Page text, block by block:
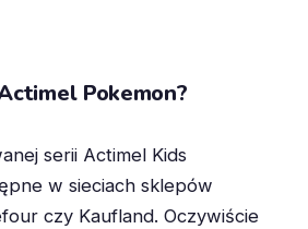
Pokemon?
serii Actimel Kids
w sieciach sklepów
czy Kaufland. Oczywiście